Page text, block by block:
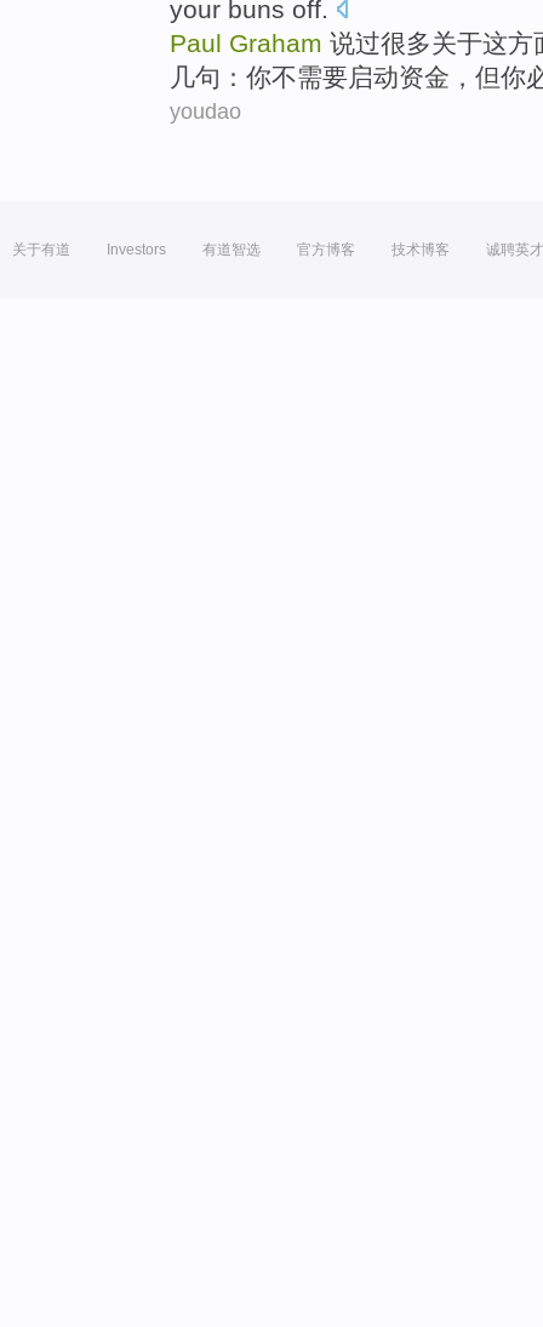
your buns off.
Paul Graham 说过很多关于这方
几句： 你不需要启动资金 ， 但你
youdao
关于有道 Investors 有道智选 官方博客 技术博客 诚聘英才